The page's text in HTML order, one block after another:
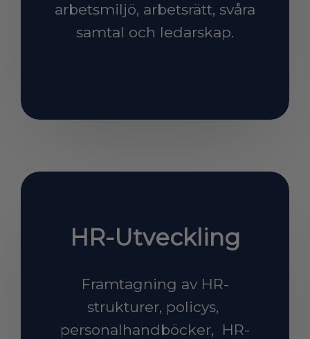
arbetsmiljö, arbetsrätt, svåra
samtal och ledarskap.
HR-Utveckling
Framtagning av HR-
strukturer, policys,
personalhandböcker, HR-